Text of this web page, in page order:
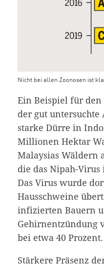
Nicht bei allen Zoonosen ist
Ein Beispiel für den
der gut
starke Dürre in
Millionen Hektar
Malaysias Wäldern
die das Nipah-
Das Virus wurde
Hausschweine
infizierten Bauern
Gehirnentzündung
bei etwa 40 Prozent.
Stärkere Präsenz